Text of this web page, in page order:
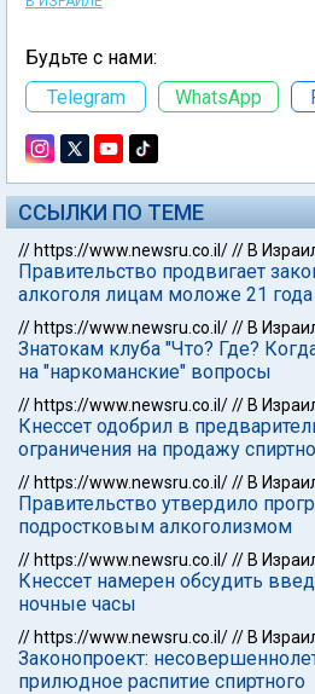
Будьте с нами:
Telegram
WhatsApp
ССЫЛКИ ПО ТЕМЕ
// https://www.newsru.co.il/// В
Правительство продвигает
алкоголя лицам моложе 21 года
// https://www.newsru.co.il/// В
Знатокам клуба "Что? Где?
на "наркоманские" вопросы
// https://www.newsru.co.il/// В
Кнессет одобрил в
ограничения на продажу
// https://www.newsru.co.il/// В
Правительство утвердило
подростковым алкоголизмом
// https://www.newsru.co.il/// В
Кнессет намерен обсудить
ночные часы
// https://www.newsru.co.il/// В
Законопроект:
прилюдное распитие спиртного